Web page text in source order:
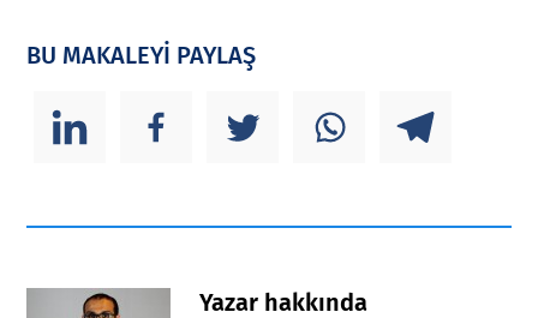
BU MAKALEYİ PAYLAŞ
Yazar hakkında